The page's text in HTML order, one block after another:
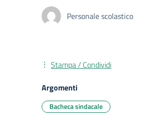
Personale scolastico
Stampa / Condividi
Argomenti
Bacheca sindacale